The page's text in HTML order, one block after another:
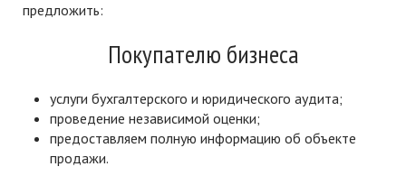
предложить:
Покупателю бизнеса
услуги бухгалтерского и юридического аудита;
проведение независимой оценки;
предоставляем полную информацию об объекте
продажи.